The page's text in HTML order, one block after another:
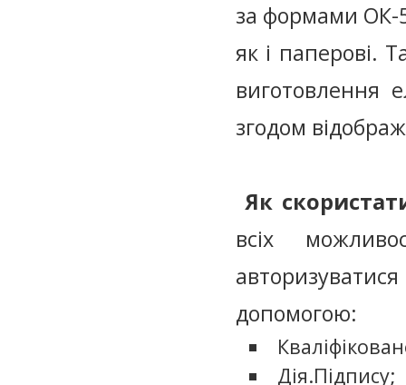
за формами ОК-
як і паперові.
виготовлення
згодом
Як
всіх
допомогою:
Дія.Підпису;